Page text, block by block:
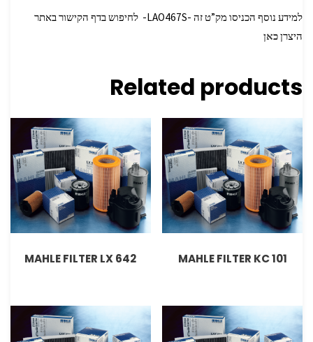
למידע נוסף הכניסו מק”ט זה -LAO467S- לחיפוש בדף הקישור באתר
היצרןכאן
Related products
MAHLE FILTER KC 101
MAHLE FILTER LX 642